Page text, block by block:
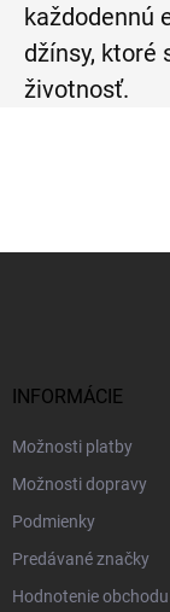
každodennú
džínsy, ktoré
životnosť.
INFORMÁCIE
Možnosti platby
Možnosti dopravy
Podmienky
Predávané značky
Hodnotenie obchodu